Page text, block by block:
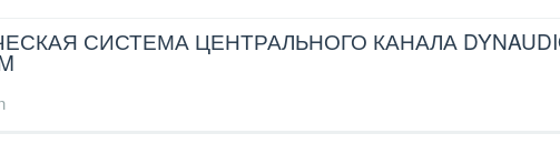
СИСТЕМА ЦЕНТРАЛЬНОГО КАНАЛА DYNAUDIO